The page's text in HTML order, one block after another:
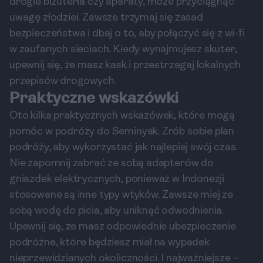
uwagę złodziei. Zawsze trzymaj się zasad
bezpieczeństwa i dbaj o to, aby połączyć się z wi-fi
w zaufanych sieciach. Kiedy wynajmujesz skuter,
upewnij się, że masz kask i przestrzegaj lokalnych
przepisów drogowych.
Praktyczne wskazówki
Oto kilka praktycznych wskazówek, które mogą
pomóc w podróży do Seminyak. Zrób sobie plan
podróży, aby wykorzystać jak najlepiej swój czas.
Nie zapomnij zabrać ze sobą adapterów do
gniazdek elektrycznych, ponieważ w Indonezji
stosowane są inne typy wtyków. Zawsze miej ze
sobą wodę do picia, aby uniknąć odwodnienia.
Upewnij się, że masz odpowiednie ubezpieczenie
podróżne, które będziesz miał na wypadek
nieprzewidzianych okoliczności. I najważniejsze –